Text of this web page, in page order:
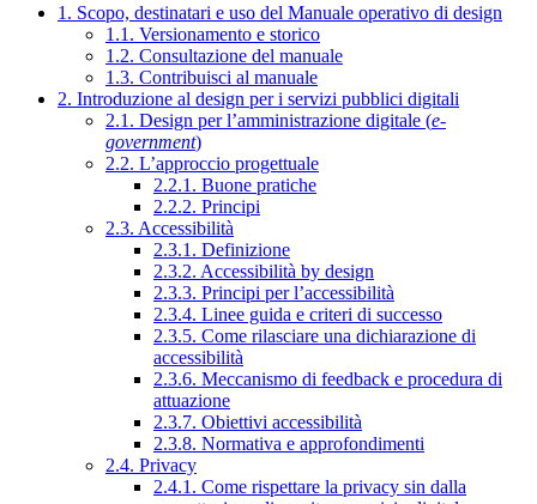
1. Scopo, destinatari e uso del Manuale operativo di design
1.1. Versionamento e storico
1.2. Consultazione del manuale
1.3. Contribuisci al manuale
2. Introduzione al design per i servizi pubblici digitali
2.1. Design per l’amministrazione digitale (e-
government)
2.2. L’approccio progettuale
2.2.1. Buone pratiche
2.2.2. Principi
2.3. Accessibilità
2.3.1. Definizione
2.3.2. Accessibilità by design
2.3.3. Principi per l’accessibilità
2.3.4. Linee guida e criteri di successo
2.3.5. Come rilasciare una dichiarazione di
accessibilità
2.3.6. Meccanismo di feedback e procedura di
attuazione
2.3.7. Obiettivi accessibilità
2.3.8. Normativa e approfondimenti
2.4. Privacy
2.4.1. Come rispettare la privacy sin dalla